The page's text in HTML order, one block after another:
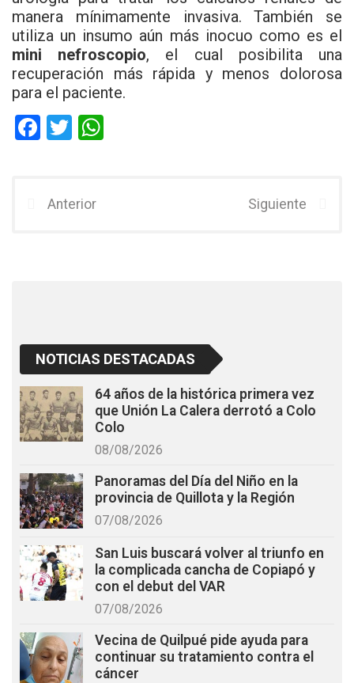
manera mínimamente invasiva. También se
utiliza un insumo aún más inocuo como es el
mini nefroscopio, el cual posibilita una
recuperación más rápida y menos dolorosa
para el paciente.
F
b
T
er
Anterior Siguiente
NOTICIAS DESTACADAS
64 años de la histórica primera vez
que Unión La Calera derrotó a Colo
Colo
08/08/2026
Panoramas del Día del Niño en la
provincia de Quillota y la Región
07/08/2026
San Luis buscará volver al triunfo en
la complicada cancha de Copiapó y
con el debut del VAR
07/08/2026
Vecina de Quilpué pide ayuda para
continuar su tratamiento contra el
cáncer